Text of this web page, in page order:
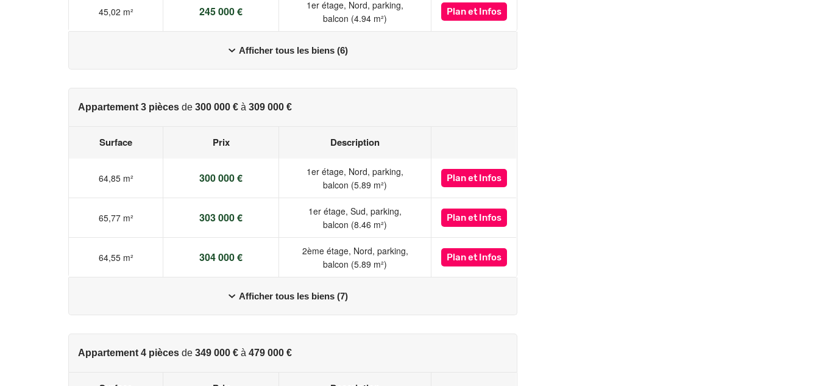
45,02 m² 245 000 €
1er étage, Nord, parking,
balcon (4.94 m²)
Planet Infos
Afficher tous les biens (6)
Appartement 3 pièces de 300 000 € à 309 000 €
Surface Prix Description
64,85 m² 300 000 €
1er étage, Nord, parking,
balcon (5.89 m²)
Planet Infos
65,77 m² 303 000 €
1er étage, Sud, parking,
balcon (8.46 m²)
Planet Infos
64,55 m² 304 000 €
2ème étage, Nord, parking,
balcon (5.89 m²)
Planet Infos
Afficher tous les biens (7)
Appartement 4 pièces de 349 000 € à 479 000 €